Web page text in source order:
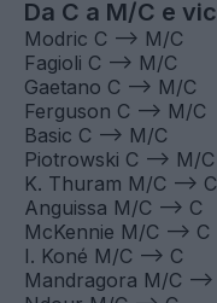
Pulisic (C Classic/ T
Orsolini (C Classic/
Jesus Rodriguez (C
Diao (A Classic/ W e
Zaccagni (C Classic/
Alisson Santos (A
Neres (A Classic/ W
Alajbegovic (C
Cambiaghi (C
Zaniolo (C Classic/ T
Malen (A Classic/ Pc
Modric (C Classic/ M